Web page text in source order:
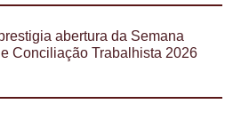
abertura da Semana
Conciliação Trabalhista 2026